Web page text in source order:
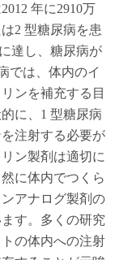
年に2910万
2 型糖尿病を患
達し、糖尿病が
では、体内のイ
ンを補充する目
に、1 型糖尿病
注射する必要が
ン製剤は適切に
に体内でつくら
アナログ製剤の
す。多くの研究
の体内への注射